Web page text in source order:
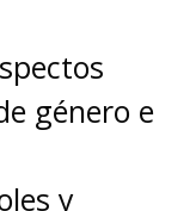
género e
y